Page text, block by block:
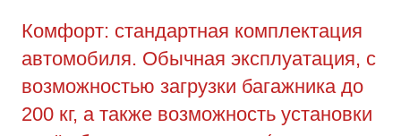
Комфорт: стандартная комплектация
автомобиля. Обычная эксплуатация, с
возможностью загрузки багажника до
200 кг, а также возможность установки